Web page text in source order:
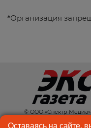
*Организация
© ООО «Спектр Медиа»
КОНТАКТЫ
Оставаясь на сайте,